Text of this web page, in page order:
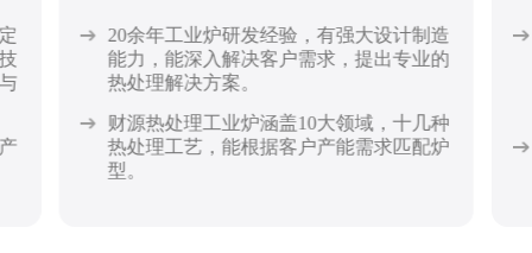
20余年工业炉研发经验，有强大设计制造
能力，能深入解决客户需求，提出专业的
热处理解决方案。
财源热处理工业炉涵盖10大领域，十几种
热处理工艺，能根据客户产能需求匹配炉
型。